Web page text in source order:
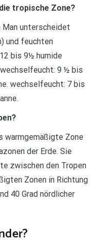
tropische Zone?
unterscheidet
und feuchten
bis 9½ humide
9 ½ bis
wechselfeucht: 7 bis
warmgemäßigte Zone
der Erde. Sie
zwischen den Tropen
Zonen in Richtung
40 Grad nördlicher